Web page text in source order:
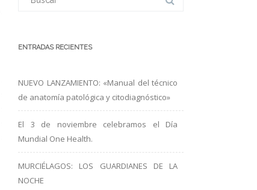
ENTRADAS RECIENTES
NUEVO LANZAMIENTO: «Manual del técnico
de anatomía patológica y citodiagnóstico»
El 3 de noviembre celebramos el Día
Mundial One Health.
MURCIÉLAGOS: LOS GUARDIANES DE LA
NOCHE